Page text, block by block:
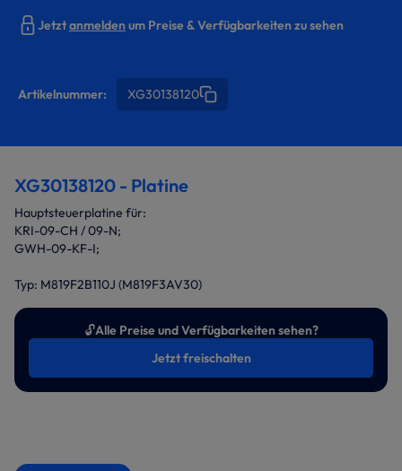
Jetztanmeldenum Preise & Verfügbarkeiten zu sehen
Artikelnummer: XG30138120
XG30138120 - Platine
Hauptsteuerplatine für:
KRI-09-CH / 09-N;
GWH-09-KF-I;
Typ: M819F2B110J (M819F3AV30)
🔓Alle Preise und Verfügbarkeiten sehen?
Jetzt freischalten